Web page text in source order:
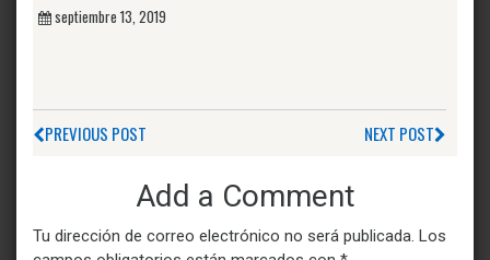
septiembre 13, 2019
PREVIOUS POST NEXT POST
Add a Comment
Tu dirección de correo electrónico no será publicada. Los